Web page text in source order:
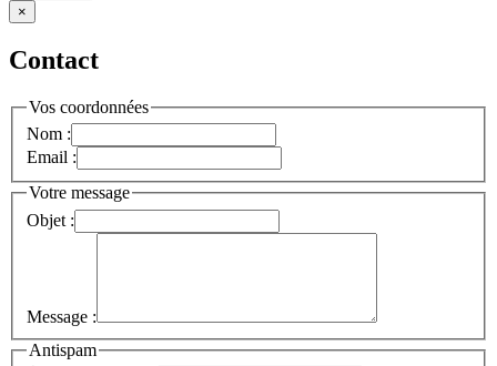
×
Contact
Vos coordonnées
Nom :
Email :
Votre message
Objet :
Message :
Antispam